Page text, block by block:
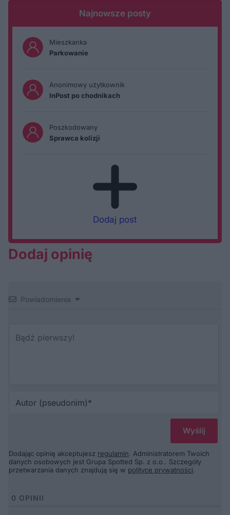
Najnowsze posty
Mieszkanka
Parkowanie
Anonimowy użytkownik
InPost po chodnikach
Poszkodowany
Sprawca kolizji
Dodaj post
Dodaj opinię
Powiadomienia
Dodając opinię akceptujesz regulamin. Administratorem Twoich
danych osobowych jest Grupa Spotted Sp. z o.o.. Szczegóły
przetwarzania danych znajdują się w polityce prywatności.
0 OPINII